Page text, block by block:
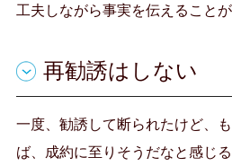
工夫しながら事実を伝えること
再勧誘はしない
一度、勧誘して断られたけど、
ば、成約に至りそうだなと感じ